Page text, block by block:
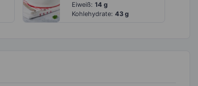
Eiweiß: 14 g
Kohlehydrate: 43 g